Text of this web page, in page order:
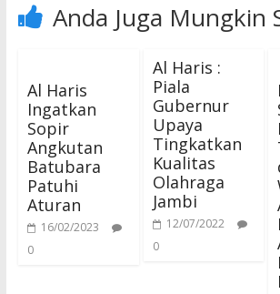
Anda Juga Mungkin
Al Haris
Ingatkan
Sopir
Angkutan
Batubara
Patuhi
Aturan
16/02/2023
0
Al Haris :
Piala
Gubernur
Upaya
Tingkatkan
Kualitas
Olahraga
Jambi
12/07/2022
0